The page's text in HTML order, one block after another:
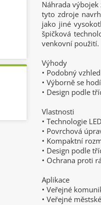
Náhrada
tyto zdroje
jako jiné
špičková
venkovní použití.
Výhody
• Podobný
• Výborně se
• Design podle
Vlastnosti
• Technologie
• Povrchová
• Kompaktní
• Design podle
• Ochrana proti
Aplikace
• Veřejné
• Veřejné